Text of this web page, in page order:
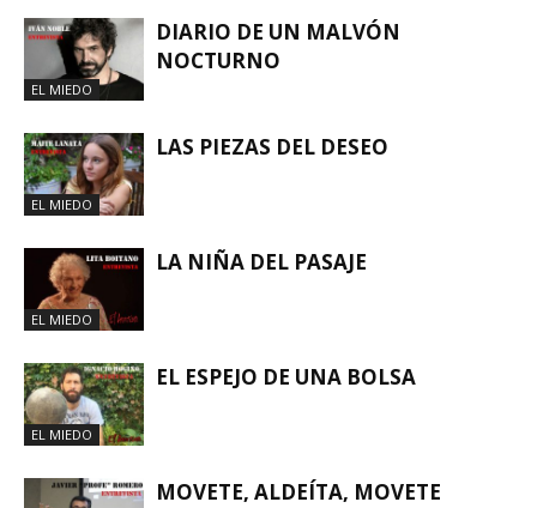
EL MIEDO
DIARIO DE UN MALVÓN
NOCTURNO
EL MIEDO
LAS PIEZAS DEL DESEO
EL MIEDO
LA NIÑA DEL PASAJE
EL MIEDO
EL ESPEJO DE UNA BOLSA
MOVETE, ALDEÍTA, MOVETE